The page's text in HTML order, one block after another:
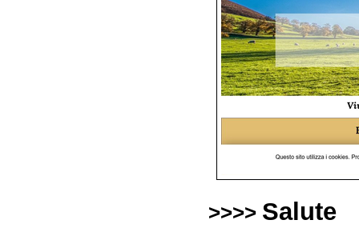
>>>> Salute